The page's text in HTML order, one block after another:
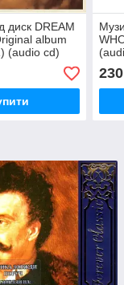
диск DREAM
album
(audio cd)
230